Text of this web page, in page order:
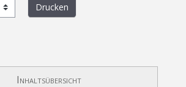
Drucken
Inhaltsübersicht